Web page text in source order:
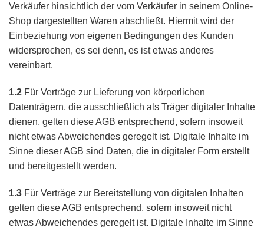
Verkäufer hinsichtlich der vom Verkäufer in seinem Online-
Shop dargestellten Waren abschließt. Hiermit wird der
Einbeziehung von eigenen Bedingungen des Kunden
widersprochen, es sei denn, es ist etwas anderes
vereinbart.
1.2 Für Verträge zur Lieferung von körperlichen
Datenträgern, die ausschließlich als Träger digitaler Inhalte
dienen, gelten diese AGB entsprechend, sofern insoweit
nicht etwas Abweichendes geregelt ist. Digitale Inhalte im
Sinne dieser AGB sind Daten, die in digitaler Form erstellt
und bereitgestellt werden.
1.3 Für Verträge zur Bereitstellung von digitalen Inhalten
gelten diese AGB entsprechend, sofern insoweit nicht
etwas Abweichendes geregelt ist. Digitale Inhalte im Sinne